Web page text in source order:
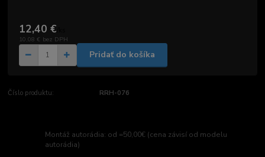
12,40 €
10,08 € bez DPH
Pridať do košíka
Číslo produktu: RRH-076
Montáž autorádia: od =50,00€ (cena závisí od modelu
autorádia)